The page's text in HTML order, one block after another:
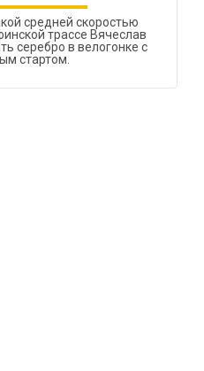
средней скоростью
трассе Вячеслав
серебро в велогонке с
стартом.